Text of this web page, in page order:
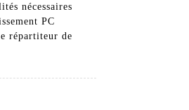
nécessaires
PC
répartiteur de